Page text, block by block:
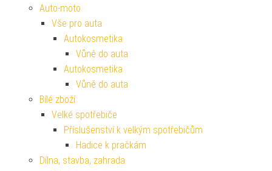
Auto-moto
Vše pro auta
Autokosmetika
Vůně do auta
Autokosmetika
Vůně do auta
Bílé zboží
Velké spotřebiče
Příslušenství k velkým spotřebičům
Hadice k pračkám
Dílna, stavba, zahrada